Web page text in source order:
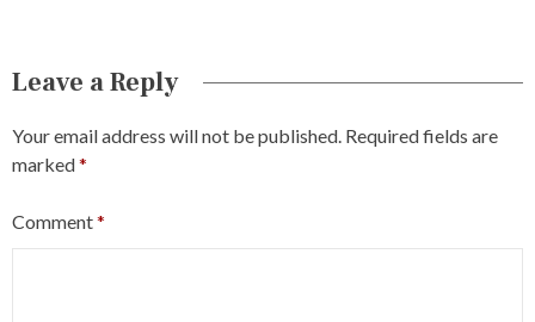
Leave a Reply
Your email address will not be published. Required fields are
marked*
Comment*